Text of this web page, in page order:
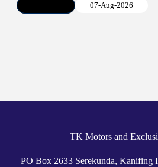
07-Aug-2026
TK Motors and
PO Box 2633 Serekunda, Kanifing